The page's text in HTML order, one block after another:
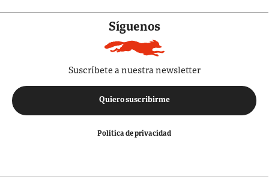
Síguenos
Suscríbete a nuestra newsletter
Quiero suscribirme
Política de privacidad